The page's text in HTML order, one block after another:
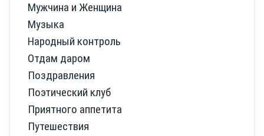
Мужчина и Женщина
Музыка
Народный контроль
Отдам даром
Поздравления
Поэтический клуб
Приятного аппетита
Путешествия